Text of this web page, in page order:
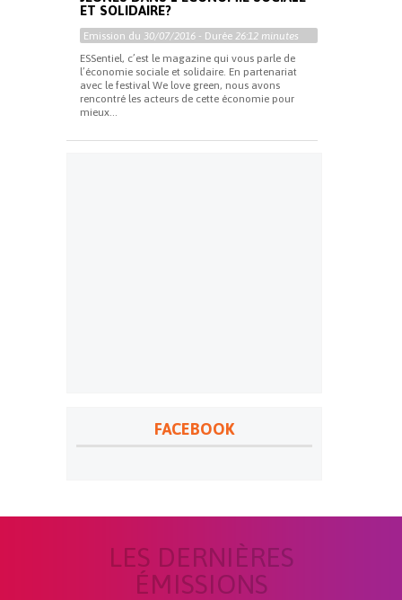
ET SOLIDAIRE?
Emission du 30/07/2016 - Durée 26:12 minutes
ESSentiel, c’est le magazine qui vous parle de
l’économie sociale et solidaire. En partenariat
avec le festival We love green, nous avons
rencontré les acteurs de cette économie pour
mieux...
FACEBOOK
LES DERNIÈRES
ÉMISSIONS